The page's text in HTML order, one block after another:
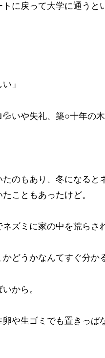
に戻って大学に通うと
」
いや失礼、築○十年の
のもあり、冬になると
こともあったけど。
ズミに家の中を荒らさ
どうかなんてすぐ分か
から。
や生ゴミでも置きっぱ